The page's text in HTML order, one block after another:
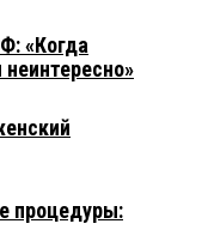
«Когда
процедуры: